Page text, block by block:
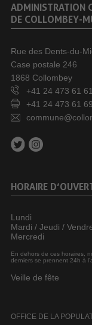
ADMINISTRATION
DE COLLOMBEY-
Rue des Dents-du-
Case postale 246
1868 Collombey
+41 24 473 61 61
+41 24 473 61 69
HORAIRE
Lundi
Mardi / Jeudi /
Mercredi
En dehors de ces horaires,
derniers se prennent 24h à
Veille de fête
OFFICE DE LA